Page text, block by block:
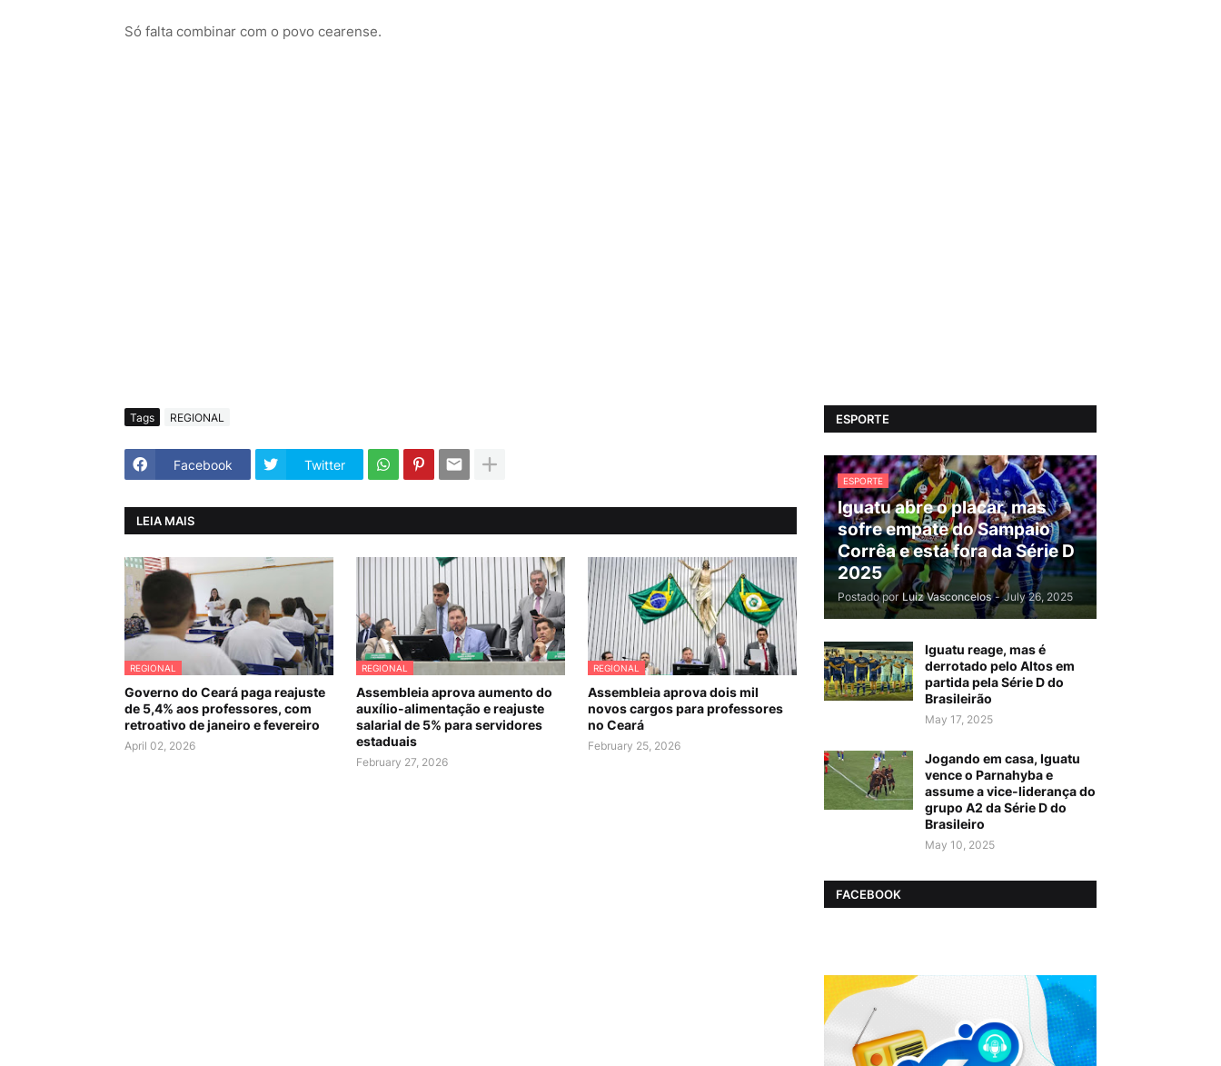
Só falta combinar com o povo cearense.
Tags REGIONAL
Facebook Twitter
LEIA MAIS
REGIONAL
Governo do Ceará paga reajuste
de 5,4% aos professores, com
retroativo de janeiro e fevereiro
April 02, 2026
REGIONAL
Assembleia aprova aumento do
auxílio-alimentação e reajuste
salarial de 5% para servidores
estaduais
February 27, 2026
REGIONAL
Assembleia aprova dois mil
novos cargos para professores
no Ceará
February 25, 2026
ESPORTE
ESPORTE
Iguatu abre o placar, mas
sofre empate do Sampaio
Corrêa e está fora da Série D
2025
Postado por Luiz Vasconcelos - July 26, 2025
Iguatu reage, mas é
derrotado pelo Altos em
partida pela Série D do
Brasileirão
May 17, 2025
Jogando em casa, Iguatu
vence o Parnahyba e
assume a vice-liderança do
grupo A2 da Série D do
Brasileiro
May 10, 2025
FACEBOOK